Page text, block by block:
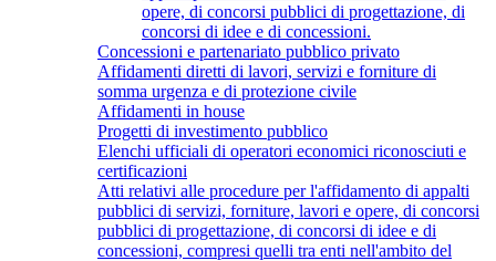
opere, di concorsi pubblici di progettazione, di
concorsi di idee e di concessioni.
Concessioni e partenariato pubblico privato
Affidamenti diretti di lavori, servizi e forniture di
somma urgenza e di protezione civile
Affidamenti in house
Progetti di investimento pubblico
Elenchi ufficiali di operatori economici riconosciuti e
certificazioni
Atti relativi alle procedure per l'affidamento di appalti
pubblici di servizi, forniture, lavori e opere, di concorsi
pubblici di progettazione, di concorsi di idee e di
concessioni, compresi quelli tra enti nell'ambito del